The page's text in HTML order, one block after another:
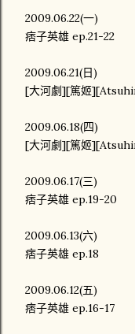
2009.06.22(一)
痞子英雄 ep.21-22
2009.06.21(日)
[大河劇][篤姬
2009.06.18(四)
[大河劇][篤姬
2009.06.17(三)
痞子英雄 ep.19-20
2009.06.13(六)
痞子英雄 ep.18
2009.06.12(五)
痞子英雄 ep.16-17